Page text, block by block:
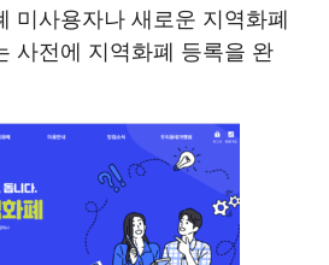
미사용자나 새로운 지역화폐
사전에 지역화폐 등록을 완